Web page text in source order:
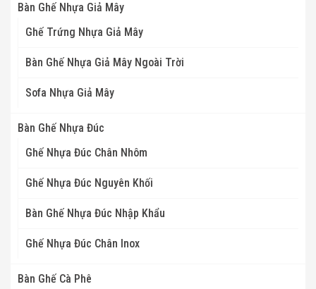
Bàn Ghế Nhựa Giả Mây
Ghế Trứng Nhựa Giả Mây
Bàn Ghế Nhựa Giả Mây Ngoài Trời
Sofa Nhựa Giả Mây
Bàn Ghế Nhựa Đúc
Ghế Nhựa Đúc Chân Nhôm
Ghế Nhựa Đúc Nguyên Khối
Bàn Ghế Nhựa Đúc Nhập Khẩu
Ghế Nhựa Đúc Chân Inox
Bàn Ghế Cà Phê